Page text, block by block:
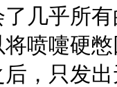
几乎所
喷嚏硬
，只发